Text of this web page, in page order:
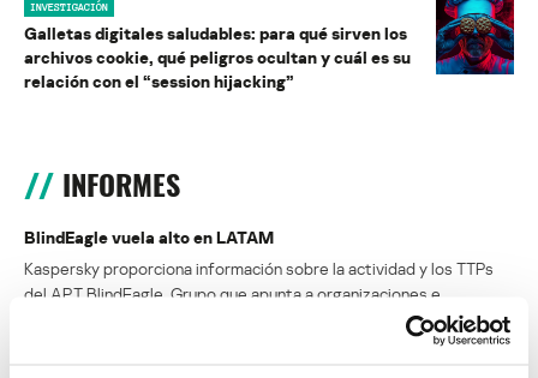
INVESTIGACIÓN
Galletas digitales saludables: para qué sirven los
archivos cookie, qué peligros ocultan y cuál es su
relación con el “session hijacking”
INFORMES
BlindEagle vuela alto en LATAM
Kaspersky proporciona información sobre la actividad y los TTPs
del APT BlindEagle. Grupo que apunta a organizaciones e
individuos en Colombia, Ecuador, Chile, Panamá y otros países de